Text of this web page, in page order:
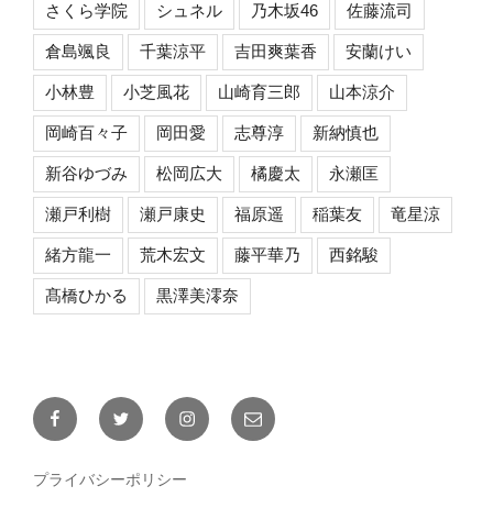
さくら学院 シュネル 乃木坂46 佐藤流司
倉島颯良 千葉涼平 吉田爽葉香 安蘭けい
小林豊 小芝風花 山崎育三郎 山本涼介
岡崎百々子 岡田愛 志尊淳 新納慎也
新谷ゆづみ 松岡広大 橘慶太 永瀬匡
瀬戸利樹 瀬戸康史 福原遥 稲葉友 竜星涼
緒方龍一 荒木宏文 藤平華乃 西銘駿
髙橋ひかる 黒澤美澪奈
FacebookTwitter Instagramメ
ー
プライバシーポリシー